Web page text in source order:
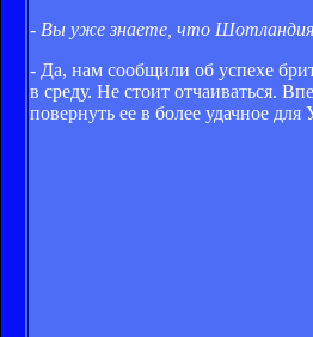
- Вы уже знаете, что Шотландия,
- Да, нам сообщили об успехе
в среду. Не стоит отчаиваться.
повернуть ее в более удачное